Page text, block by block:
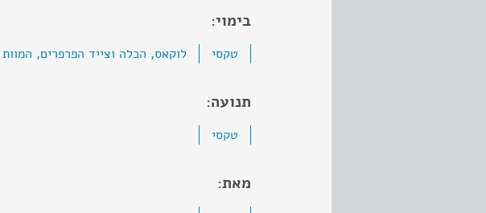
בימוי:
טקסי לוקאס, הכלה וצייד הפרפרים, המוות
תנועה:
טקסי
מאת: